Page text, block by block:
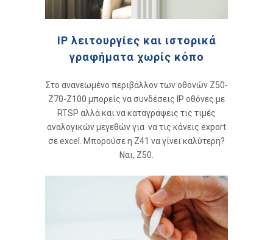
IP λειτουργίες και ιστορικά
γραφήματα χωρίς κόπο
Στο ανανεωμένο περιβάλλον των οθονών Z50-
Z70-Z100 μπορείς να συνδέσεις IP οθόνες με
RTSP αλλά και να καταγράψεις τις τιμές
αναλογικών μεγεθών για να τις κάνεις export
σε excel. Μπορούσε η Z41 να γίνει καλύτερη?
Ναι, Z50.